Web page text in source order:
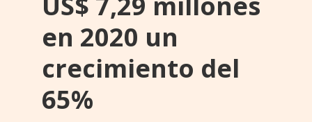
en 2020 un
crecimiento del
65%